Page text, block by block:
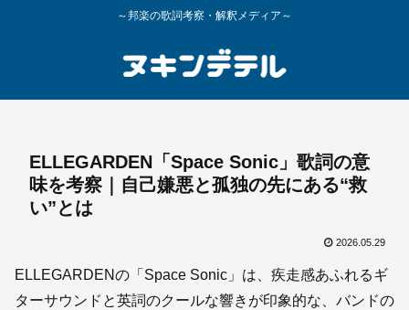
～邦楽の歌詞考察・解釈メディア～
ELLEGARDEN「Space Sonic」歌詞の意
味を考察｜自己嫌悪と孤独の先にある“救
い”とは
2026.05.29
ELLEGARDENの「Space Sonic」は、疾走感あふれるギ
ターサウンドと英詞のクールな響きが印象的な、バンドの